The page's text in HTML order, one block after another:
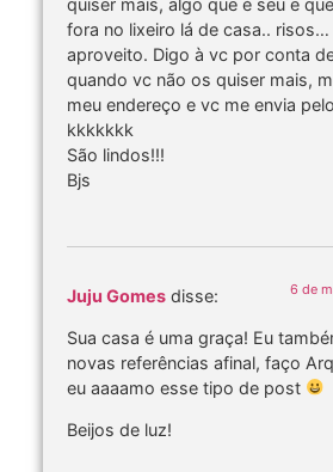
quiser mais, algo que é seu e
fora no lixeiro lá de casa.. risos…
aproveito. Digo à vc por conta
quando vc não os quiser mais,
meu endereço e vc me envia
kkkkkkk
São lindos!!!
Bjs
Juju Gomes disse: 6 de
Sua casa é uma graça! Eu
novas referências afinal, faço
eu aaaamo esse tipo de post
Beijos de luz!